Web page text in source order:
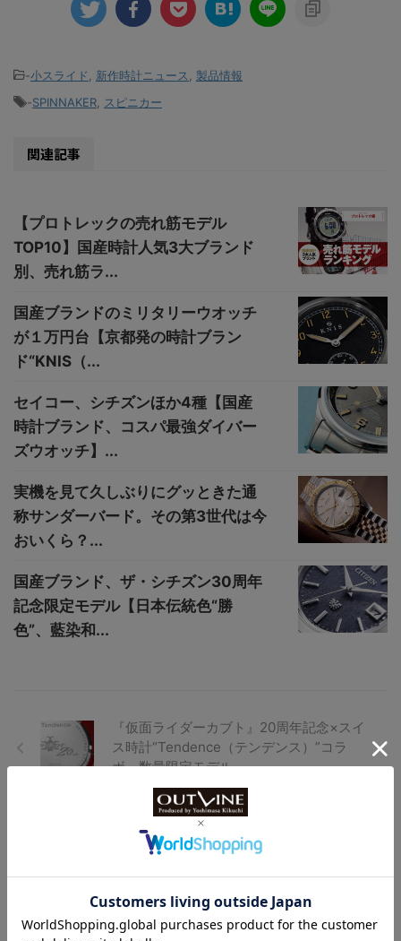
-小スライド 新作時計ニュース
製品情報
-SPINNAKER スピニカー
関連記事
【プロトレックの売れ筋モデル
TOP10】国産時計人気3大ブランド
別、売れ筋ラ...
国産ブランドのミリタリーウオッチ
が１万円台【京都発の時計ブラン
ド“KNIS（...
セイコー、シチズンほか4種【国産
時計ブランド、コスパ最強ダイバー
ズウオッチ】...
実機を見て久しぶりにグッときた通
称サンダーバード。その第3世代は今
おいくら？...
国産ブランド、ザ・シチズン30周年
記念限定モデル【日本伝統色“勝
色”、藍染和...
『仮面ライダーカブト』20周年記念×スイ
ス時計“Tendence（テンデンス）”コラ
ボ、数量限定モデル
【軽量＆高耐久なフォージドカーボンケー
o（ピナレロ）”×“TISSOT（ティソ）”初コ
ラボウオッチ